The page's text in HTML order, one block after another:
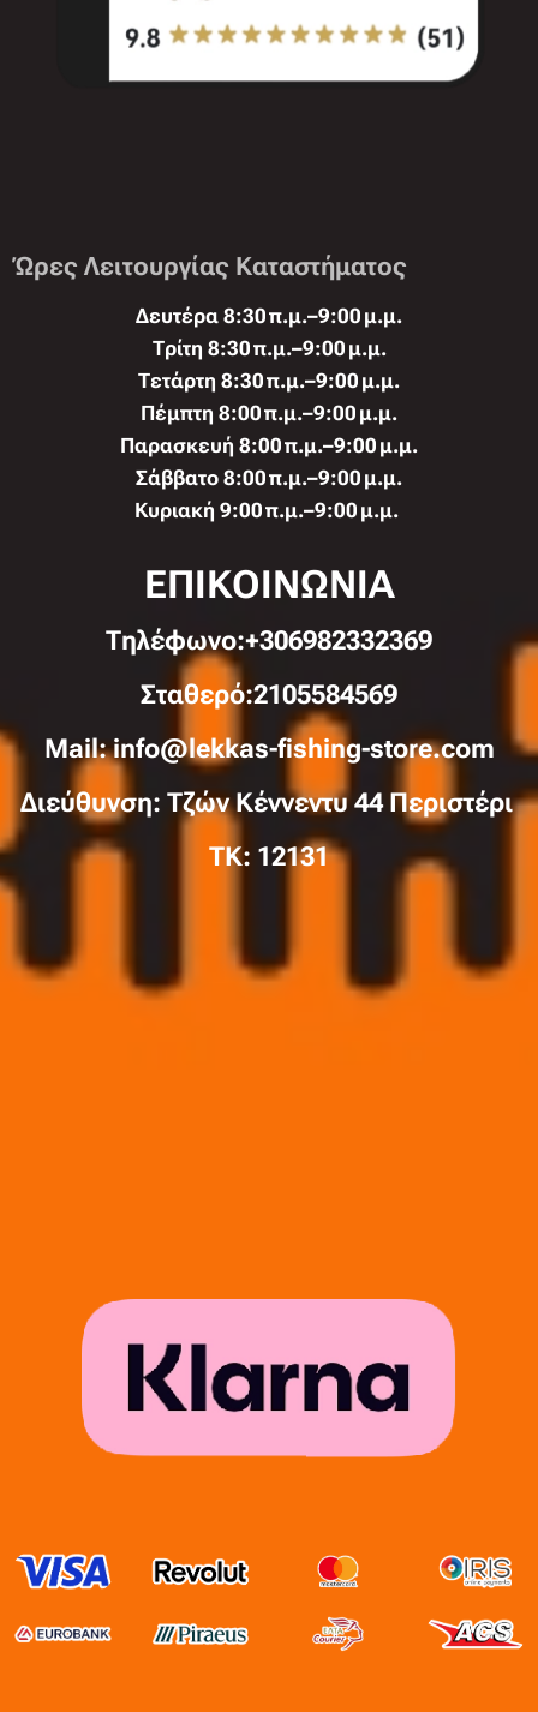
Ώρες Λειτουργίας Καταστήματος
Δευτέρα 8:30 π.μ.–9:00 μ.μ.
Τρίτη 8:30 π.μ.–9:00 μ.μ.
Τετάρτη 8:30 π.μ.–9:00 μ.μ.
Πέμπτη 8:00 π.μ.–9:00 μ.μ.
Παρασκευή 8:00 π.μ.–9:00 μ.μ.
Σάββατο 8:00 π.μ.–9:00 μ.μ.
Κυριακή 9:00 π.μ.–9:00 μ.μ.
ΕΠΙΚΟΙΝΩΝΙΑ
Τηλέφωνo:+306982332369
Σταθερό:2105584569
Mail: info@lekkas-fishing-store.com
Διεύθυνση: Τζών Κέννεντυ 44 Περιστέρι
TK: 12131